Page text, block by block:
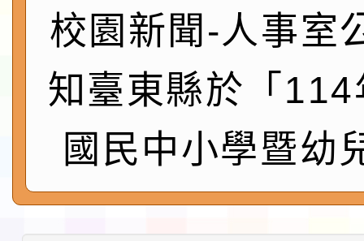
實施要點各1份
程
函轉國家通訊傳播委員
鎮韌性（防空）演習－
速演練執行計畫」
「115年金融知識線上
法」
第3次招考代課鐘點教
告(不再辦理後續甄選)
檢送「桃園市115學年
賽實施要點」1份
校園新聞-人事室
知臺東縣於「114
國民中小學暨幼